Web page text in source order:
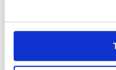
Vi er klar til at
88 43 53 00